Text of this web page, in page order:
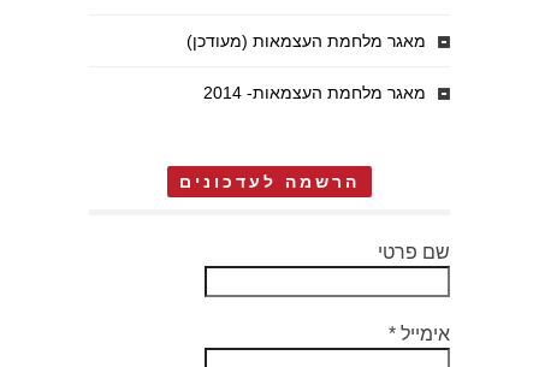
מאגר מלחמת העצמאות (מעודכן)
מאגר מלחמת העצמאות- 2014
הרשמה לעדכונים
שם פרטי
אימייל *